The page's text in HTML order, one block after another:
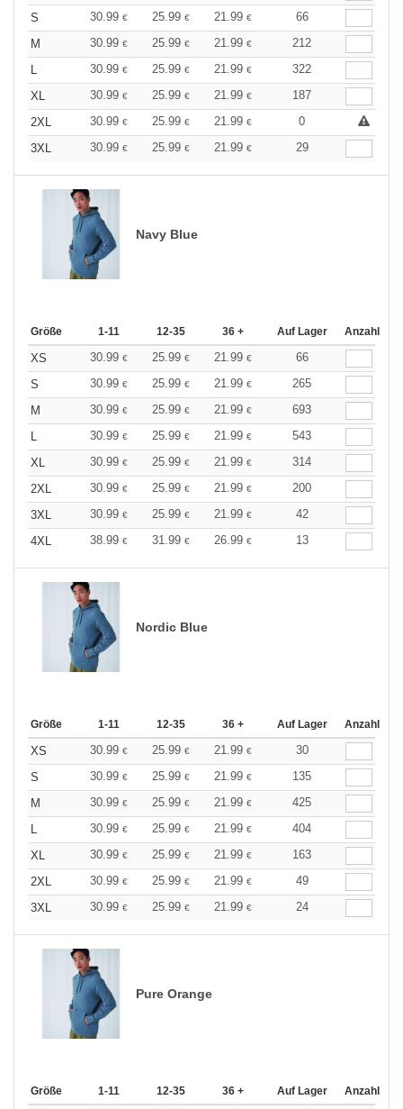
S
30.99 € 25.99 € 21.99 €
66
M
30.99 € 25.99 € 21.99 €
212
L
30.99 € 25.99 € 21.99 €
322
XL
30.99 € 25.99 € 21.99 €
187
2XL
30.99 € 25.99 € 21.99 €
0
3XL
30.99 € 25.99 € 21.99 € 29
Navy Blue
Größe 1-11 12-35 36 + Auf Lager Anzahl
XS 30.99 € 25.99 € 21.99 €
66
S
30.99 € 25.99 € 21.99 €
265
M
30.99 € 25.99 € 21.99 €
693
L
30.99 € 25.99 € 21.99 €
543
XL
30.99 € 25.99 € 21.99 €
314
2XL
30.99 € 25.99 € 21.99 €
200
3XL
30.99 € 25.99 € 21.99 €
42
4XL
38.99 € 31.99 € 26.99 € 13
Nordic Blue
Größe 1-11 12-35 36 + Auf Lager Anzahl
XS 30.99 € 25.99 € 21.99 €
30
S
30.99 € 25.99 € 21.99 €
135
M
30.99 € 25.99 € 21.99 €
425
L
30.99 € 25.99 € 21.99 €
404
XL
30.99 € 25.99 € 21.99 €
163
2XL
30.99 € 25.99 € 21.99 €
49
3XL
30.99 € 25.99 € 21.99 € 24
Pure Orange
Größe 1-11 12-35 36 + Auf Lager Anzahl